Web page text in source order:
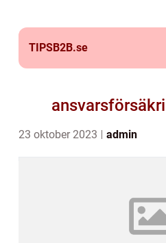
TIPSB2B.se
23 oktober 2023 admin